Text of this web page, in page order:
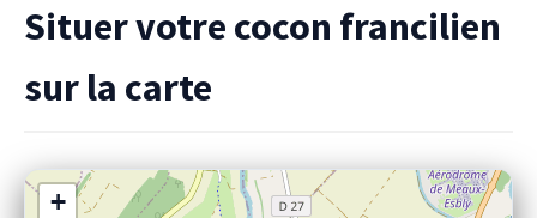
Situer votre cocon francilien
sur la carte
+